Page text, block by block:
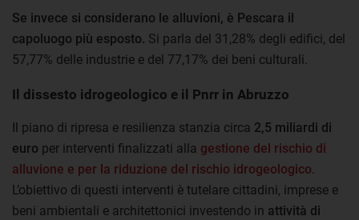
Se invece si considerano le alluvioni, è Pescara il
capoluogo più esposto. Si parla del 31,28% degli edifici, del
57,77% delle industrie e del 77,17% dei beni culturali.
Il dissesto idrogeologico e il Pnrr in Abruzzo
Il piano di ripresa e resilienza stanzia circa 2,5 miliardi di
euro per interventi finalizzati alla gestione del rischio di
alluvione e per la riduzione del rischio idrogeologico.
L’obiettivo di questi interventi è tutelare cittadini, imprese e
beni ambientali e architettonici investendo in attività di